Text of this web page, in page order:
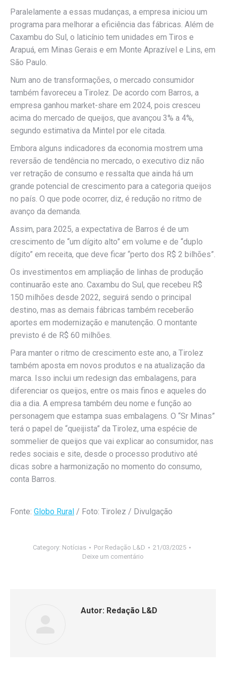
Paralelamente a essas mudanças, a empresa iniciou um
programa para melhorar a eficiência das fábricas. Além de
Caxambu do Sul, o laticínio tem unidades em Tiros e
Arapuá, em Minas Gerais e em Monte Aprazível e Lins, em
São Paulo.
Num ano de transformações, o mercado consumidor
também favoreceu a Tirolez. De acordo com Barros, a
empresa ganhou market-share em 2024, pois cresceu
acima do mercado de queijos, que avançou 3% a 4%,
segundo estimativa da Mintel por ele citada.
Embora alguns indicadores da economia mostrem uma
reversão de tendência no mercado, o executivo diz não
ver retração de consumo e ressalta que ainda há um
grande potencial de crescimento para a categoria queijos
no país. O que pode ocorrer, diz, é redução no ritmo de
avanço da demanda.
Assim, para 2025, a expectativa de Barros é de um
crescimento de “um dígito alto” em volume e de “duplo
dígito” em receita, que deve ficar “perto dos R$ 2 bilhões”.
Os investimentos em ampliação de linhas de produção
continuarão este ano. Caxambu do Sul, que recebeu R$
150 milhões desde 2022, seguirá sendo o principal
destino, mas as demais fábricas também receberão
aportes em modernização e manutenção. O montante
previsto é de R$ 60 milhões.
Para manter o ritmo de crescimento este ano, a Tirolez
também aposta em novos produtos e na atualização da
marca. Isso inclui um redesign das embalagens, para
diferenciar os queijos, entre os mais finos e aqueles do
dia a dia. A empresa também deu nome e função ao
personagem que estampa suas embalagens. O “Sr Minas”
terá o papel de “queijista” da Tirolez, uma espécie de
sommelier de queijos que vai explicar ao consumidor, nas
redes sociais e site, desde o processo produtivo até
dicas sobre a harmonização no momento do consumo,
conta Barros.
Fonte: Globo Rural / Foto: Tirolez / Divulgação
Category: Notícias Por Redação L&D
21/03/2025
Deixe um comentário
Autor: Redação L&D